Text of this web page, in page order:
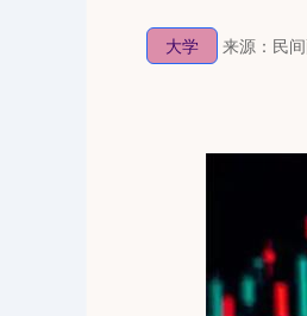
大学 来源：民